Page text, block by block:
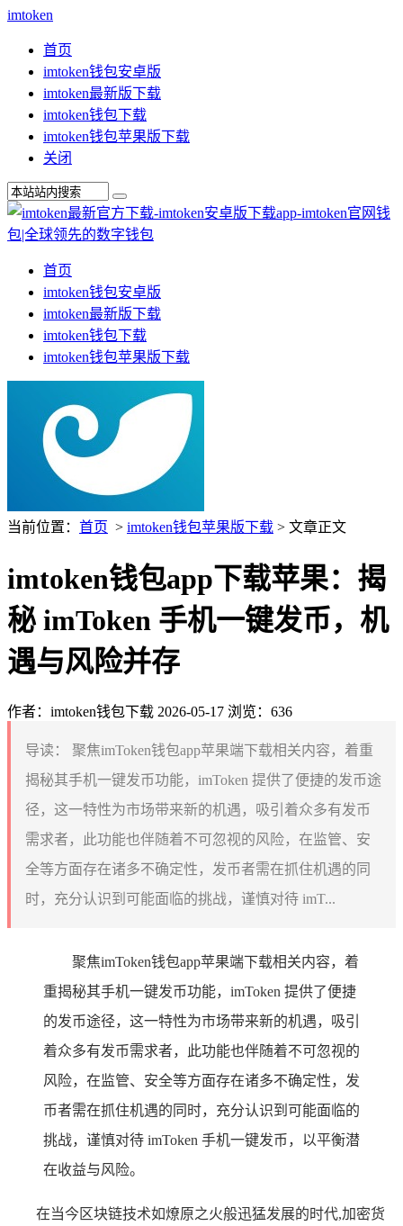
imtoken
首页
imtoken钱包安卓版
imtoken最新版下载
imtoken钱包下载
imtoken钱包苹果版下载
关闭
首页
imtoken钱包安卓版
imtoken最新版下载
imtoken钱包下载
imtoken钱包苹果版下载
当前位置： 首页 > imtoken钱包苹果版下载 > 文章正文
imtoken钱包app下载苹果：揭
秘 imToken 手机一键发币，机
遇与风险并存
作者：imtoken钱包下载 2026-05-17 浏览：636
导读：
聚焦imToken钱包app苹果端下载相关内容，着重
揭秘其手机一键发币功能，imToken 提供了便捷的发币途
径，这一特性为市场带来新的机遇，吸引着众多有发币
需求者，此功能也伴随着不可忽视的风险，在监管、安
全等方面存在诸多不确定性，发币者需在抓住机遇的同
时，充分认识到可能面临的挑战，谨慎对待 imT...
聚焦imToken钱包app苹果端下载相关内容，着
重揭秘其手机一键发币功能，imToken 提供了便捷
的发币途径，这一特性为市场带来新的机遇，吸引
着众多有发币需求者，此功能也伴随着不可忽视的
风险，在监管、安全等方面存在诸多不确定性，发
币者需在抓住机遇的同时，充分认识到可能面临的
挑战，谨慎对待 imToken 手机一键发币，以平衡潜
在收益与风险。
在当今区块链技术如燎原之火般迅猛发展的时代,加密货